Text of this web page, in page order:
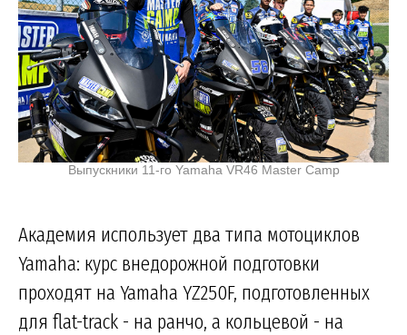
Выпускники 11-го Yamaha VR46 Master Camp
Академия использует два типа мотоциклов
Yamaha: курс внедорожной подготовки
проходят на Yamaha YZ250F, подготовленных
для flat-track - на ранчо, а кольцевой - на